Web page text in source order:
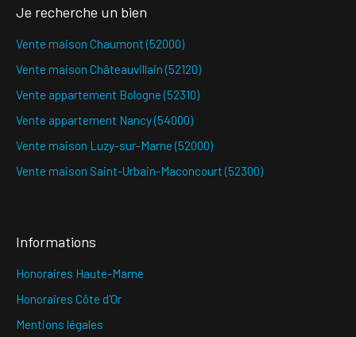
Je recherche un bien
Vente maison Chaumont (52000)
Vente maison Châteauvillain (52120)
Vente appartement Bologne (52310)
Vente appartement Nancy (54000)
Vente maison Luzy-sur-Marne (52000)
Vente maison Saint-Urbain-Maconcourt (52300)
Informations
Honoraires Haute-Marne
Honoraires Côte d'Or
Mentions légales